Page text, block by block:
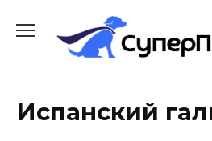
содержанию
Испанский